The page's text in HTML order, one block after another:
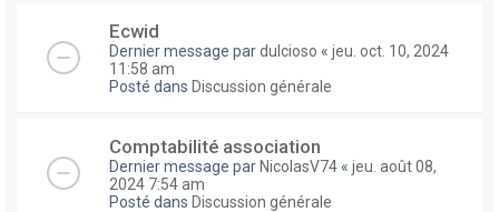
Ecwid
Dernier message pardulcioso « jeu. oct. 10, 2024
11:58 am
Posté dans Discussion générale
Comptabilité association
Dernier message par NicolasV74 « jeu. août 08,
2024 7:54 am
Posté dans Discussion générale